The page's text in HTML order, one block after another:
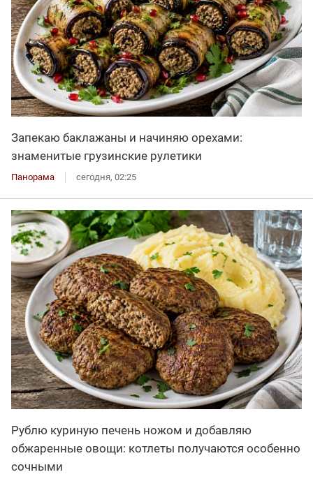
Запекаю баклажаны и начиняю орехами:
знаменитые грузинские рулетики
Панорама сегодня, 02:25
Рублю куриную печень ножом и добавляю
обжаренные овощи: котлеты получаются особенно
сочными